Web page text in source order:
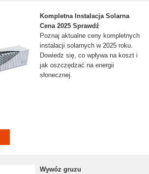
Kompletna Instalacja Solarna
Cena 2025 Sprawdź
Poznaj aktualne ceny kompletnych
instalacji solarnych w 2025 roku.
Dowiedz się, co wpływa na koszt i
jak oszczędzać na energii
słonecznej.
Wywóz gruzu